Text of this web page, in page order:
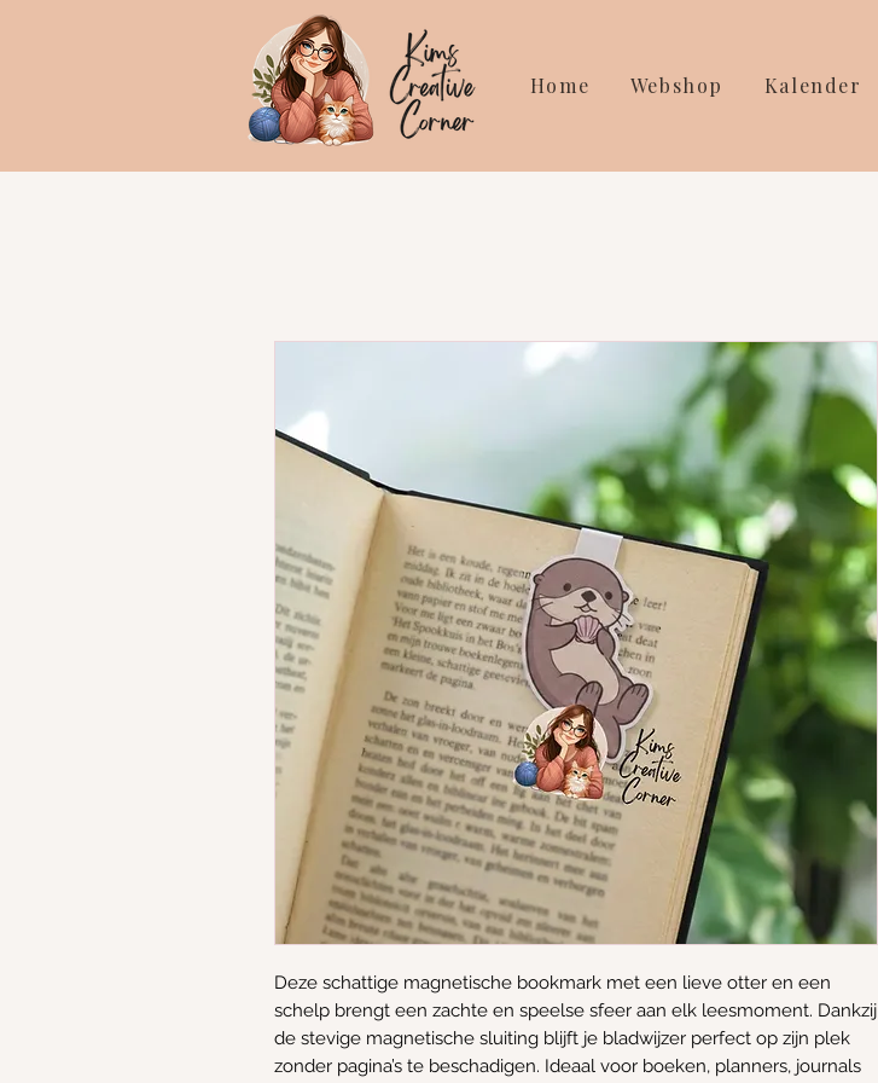
Home Webshop Kalender
Deze schattige magnetische bookmark met een lieve otter en een
schelp brengt een zachte en speelse sfeer aan elk leesmoment. Dankzij
de stevige magnetische sluiting blijft je bladwijzer perfect op zijn plek
zonder pagina’s te beschadigen. Ideaal voor boeken, planners, journals